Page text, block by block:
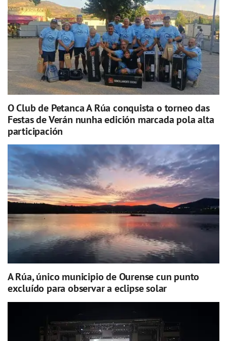
O Club de Petanca A Rúa conquista o torneo das
Festas de Verán nunha edición marcada pola alta
participación
A Rúa, único municipio de Ourense cun punto
excluído para observar a eclipse solar